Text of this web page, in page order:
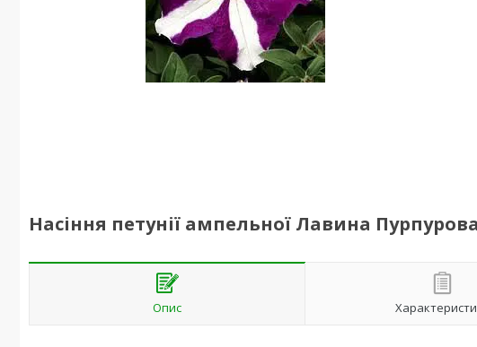
Насіння петунії ампельної Лавина
Опис